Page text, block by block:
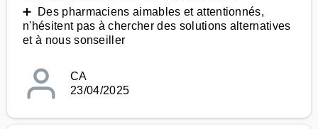
➕ Des pharmaciens aimables et attentionnés,
n'hésitent pas à chercher des solutions alternatives
et à nous sonseiller
CA
23/04/2025